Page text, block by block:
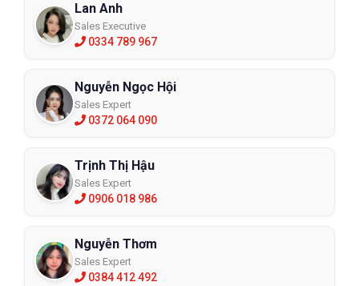
Lan Anh
Sales Executive
0334 789 967
Nguyễn Ngọc Hội
Sales Expert
0372 064 090
Trịnh Thị Hậu
Sales Expert
0906 018 986
Nguyễn Thơm
Sales Expert
0384 412 492